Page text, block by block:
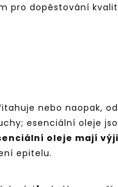
pro dopěstování
nebo naopak,
esenciální oleje
oleje mají
epitelu.